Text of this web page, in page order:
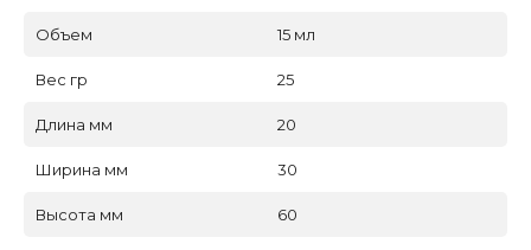
Объем 15 мл
Вес гр 25
Длина мм 20
Ширина мм 30
Высота мм 60